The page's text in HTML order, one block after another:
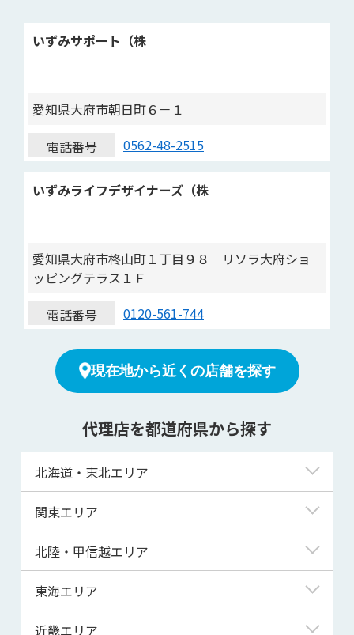
いずみサポート（株
愛知県大府市朝日町６－１
電話番号
0562-48-2515
いずみライフデザイナーズ（株
愛知県大府市柊山町１丁目９８ リソラ大府ショ
ッピングテラス１Ｆ
電話番号
0120-561-744
現在地から近くの店舗を探す
代理店を都道府県から探す
北海道・東北エリア
北海道
青森県
宮城県
関東エリア
東京都
神奈川県
埼玉県
北陸・甲信越エリア
新潟県
富山県
東海エリア
岐阜県
近畿エリア